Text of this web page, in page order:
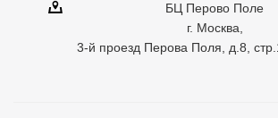
БЦ Перово Поле
г. Москва,
3-й проезд Перова Поля, д.8,